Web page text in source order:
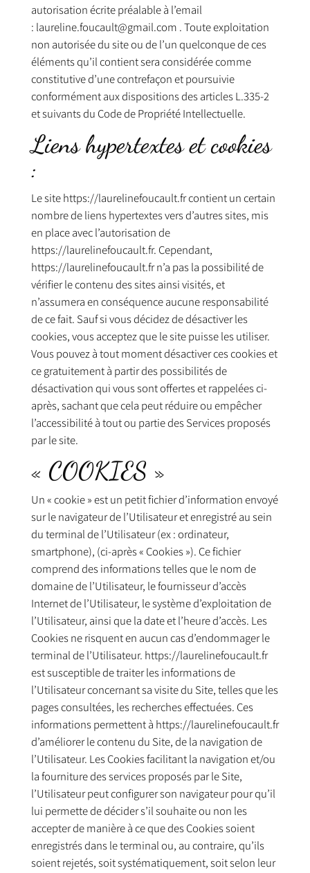
autorisation écrite préalable à l’email
: laureline.foucault@gmail.com . Toute exploitation
non autorisée du site ou de l’un quelconque de ces
éléments qu’il contient sera considérée comme
constitutive d’une contrefaçon et poursuivie
conformément aux dispositions des articles L.335-2
et suivants du Code de Propriété Intellectuelle.
Liens hypertextes et cookies
:
Le site https://laurelinefoucault.fr contient un certain
nombre de liens hypertextes vers d’autres sites, mis
en place avec l’autorisation de
https://laurelinefoucault.fr. Cependant,
https://laurelinefoucault.fr n’a pas la possibilité de
vérifier le contenu des sites ainsi visités, et
n’assumera en conséquence aucune responsabilité
de ce fait. Sauf si vous décidez de désactiver les
cookies, vous acceptez que le site puisse les utiliser.
Vous pouvez à tout moment désactiver ces cookies et
ce gratuitement à partir des possibilités de
désactivation qui vous sont offertes et rappelées ci-
après, sachant que cela peut réduire ou empêcher
l’accessibilité à tout ou partie des Services proposés
par le site.
« COOKIES »
Un « cookie » est un petit fichier d’information envoyé
sur le navigateur de l’Utilisateur et enregistré au sein
du terminal de l’Utilisateur (ex : ordinateur,
smartphone), (ci-après « Cookies »). Ce fichier
comprend des informations telles que le nom de
domaine de l’Utilisateur, le fournisseur d’accès
Internet de l’Utilisateur, le système d’exploitation de
l’Utilisateur, ainsi que la date et l’heure d’accès. Les
Cookies ne risquent en aucun cas d’endommager le
terminal de l’Utilisateur. https://laurelinefoucault.fr
est susceptible de traiter les informations de
l’Utilisateur concernant sa visite du Site, telles que les
pages consultées, les recherches effectuées. Ces
informations permettent à https://laurelinefoucault.fr
d’améliorer le contenu du Site, de la navigation de
l’Utilisateur. Les Cookies facilitant la navigation et/ou
la fourniture des services proposés par le Site,
l’Utilisateur peut configurer son navigateur pour qu’il
lui permette de décider s’il souhaite ou non les
accepter de manière à ce que des Cookies soient
enregistrés dans le terminal ou, au contraire, qu’ils
soient rejetés, soit systématiquement, soit selon leur